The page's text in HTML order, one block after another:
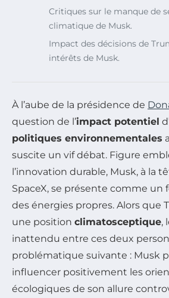
Critiques sur le manque de
climatique de Musk.
Impact des décisions de
intérêts de Musk.
À l’aube de la présidence de
question de l’impact potentiel
politiques environnementales
suscite un vif débat. Figure
l’innovation durable, Musk, à la
SpaceX, se présente comme un
des énergies propres. Alors que
une position climatosceptique,
inattendu entre ces deux
problématique suivante : Musk
influencer positivement les
écologiques de son allure